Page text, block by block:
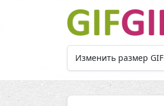
Skip to main content
Изменить размер GIF